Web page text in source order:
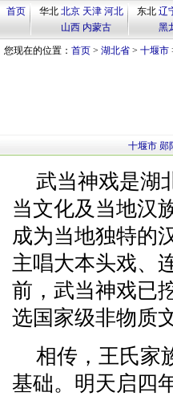
首页 华北 北京 天津 河北
山西 内蒙古
东北 辽
黑
您现在的位置： 首页 > 湖北省 > 十堰市
十堰市 郧
武当神戏是湖
当文化及当地汉
成为当地独特的
主唱大本头戏、
前，武当神戏已
选国家级非物质
相传，王氏家
基础。明天启四